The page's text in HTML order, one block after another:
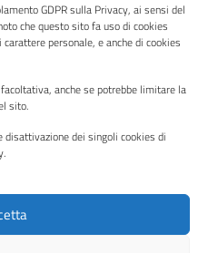
GDPR sulla Privacy, ai sensi del
che questo sito fa uso di cookies
personale, e anche di cookies
anche se potrebbe limitare la
sito.
dei singoli cookies di